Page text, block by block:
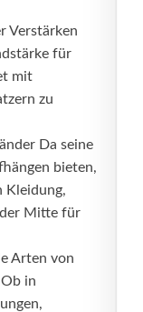
Verstärken
für
mit
zu
Da seine
bieten,
Kleidung,
Mitte für
Arten von
in